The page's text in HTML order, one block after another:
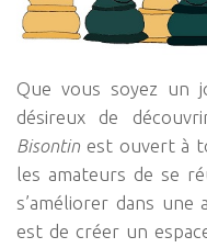
Que vous soyez un
désireux de
Bisontin est ouvert à
les amateurs de se
s’améliorer dans une
est de créer un